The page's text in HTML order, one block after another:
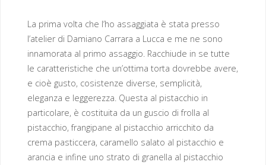
La prima volta che l’ho assaggiata è stata presso
l’atelier di Damiano Carrara a Lucca e me ne sono
innamorata al primo assaggio. Racchiude in se tutte
le caratteristiche che un’ottima torta dovrebbe avere,
e cioè gusto, cosistenze diverse, semplicità,
eleganza e leggerezza. Questa al pistacchio in
particolare, è costituita da un guscio di frolla al
pistacchio, frangipane al pistacchio arricchito da
crema pasticcera, caramello salato al pistacchio e
arancia e infine uno strato di granella al pistacchio